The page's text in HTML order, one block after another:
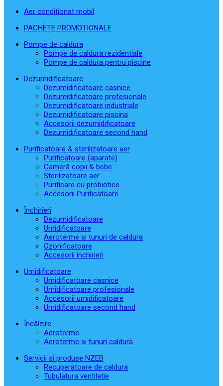
Aer conditionat mobil
PACHETE PROMOTIONALE
Pompe de caldura
Pompe de caldura rezidentiale
Pompe de caldura pentru piscine
Dezumidificatoare
Dezumidificatoare casnice
Dezumidificatoare profesionale
Dezumidificatoare industriale
Dezumidificatoare piscina
Accesorii dezumidificatoare
Dezumidificatoare second hand
Purificatoare & sterilizatoare aer
Purificatoare (aparate)
Cameră copii & bebe
Sterilizatoare aer
Purificare cu probiotice
Accesorii Purificatoare
Închirieri
Dezumidificatoare
Umidificatoare
Aeroterme si tunuri de caldura
Ozonificatoare
Accesorii inchirieri
Umidificatoare
Umidificatoare casnice
Umidificatoare profesionale
Accesorii umidificatoare
Umidificatoare second hand
Încălzire
Aeroterme
Aeroterme si tunuri caldura
Servicii si produse NZEB
Recuperatoare de caldura
Tubulatura ventilatie